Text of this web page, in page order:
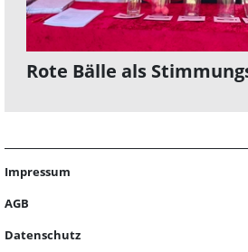
Rote Bälle als
Impressum
AGB
Datenschutz